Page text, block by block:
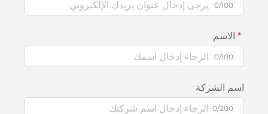
0/100
الاسم
0/100
اسم الشركة
0/200